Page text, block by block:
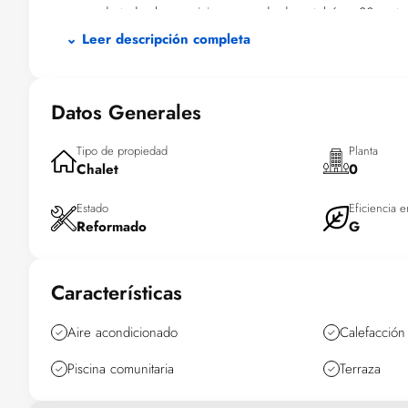
un paso de todos los servicios y parada de autobús a 20
⌄ Leer descripción completa
Datos Generales
Tipo de propiedad
Chalet
Planta
0
Estado
Reformado
Eficiencia
G
Características
Aire acondicionado
Calefacción
Piscina comunitaria
Terraza